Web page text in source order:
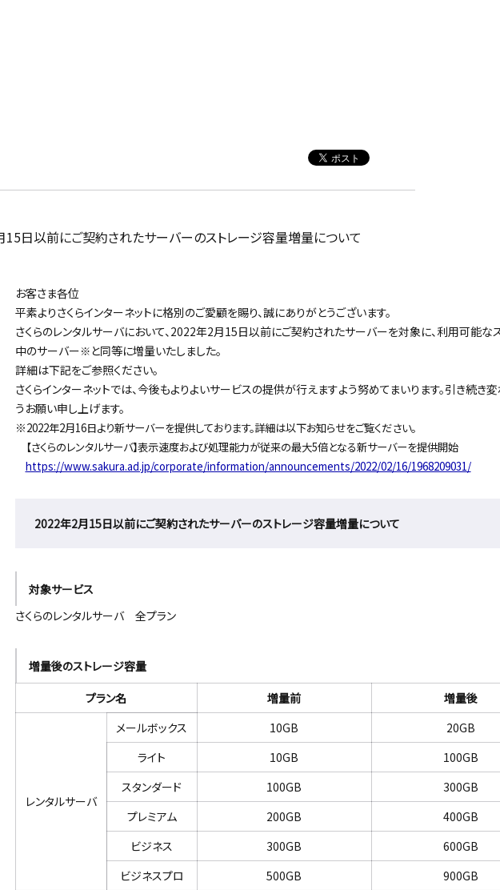
15日以前にご契約されたサーバーのストレージ容量増量について
お客さま各位
平素よりさくらインターネットに格別のご愛顧を賜り、誠にありがとうございます。
さくらのレンタルサーバにおいて、2022年2月15日以前にご契約されたサーバーを対象に、利用可能
中のサーバー※と同等に増量いたしました。
詳細は下記をご参照ください。
さくらインターネットでは、今後もよりよいサービスの提供が行えますよう努めてまいります。引き続き
うお願い申し上げます。
※2022年2月16日より新サーバーを提供しております。詳細は以下お知らせをご覧ください。
【さくらのレンタルサーバ】表示速度および処理能力が従来の最大5倍となる新サーバーを提供開始
https://www.sakura.ad.jp/corporate/information/announcements/2022/02/16/1968209031/
2022年2月15日以前にご契約されたサーバーのストレージ容量増量について
対象サービス
さくらのレンタルサーバ 全プラン
増量後のストレージ容量
プラン名 増量前 増量後
レンタルサーバ
メールボックス 10GB
20GB
ライト
10GB
100GB
スタンダード
100GB
300GB
プレミアム
200GB
400GB
ビジネス
300GB
600GB
ビジネスプロ
500GB 900GB